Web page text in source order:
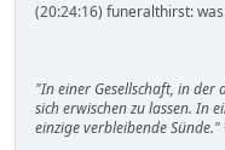
(20:24:16) funeralthirst:
"In einer Gesellschaft, in der
sich erwischen zu lassen. In
einzige verbleibende Sünde."